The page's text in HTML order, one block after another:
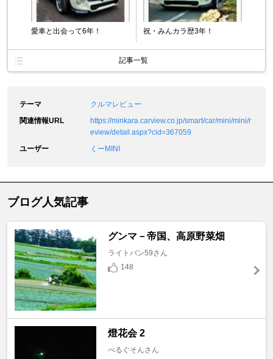
愛車と出会って6年！ 祝・みんカラ歴3年！
記事一覧
テーマ
クルマレビュー
関連情報URL
https://minkara.carview.co.jp/smart/car/mini/mini/r
eview/detail.aspx?cid=367059
ユーザー
くーMINI
ブログ人気記事
グンマ－帝国、高原野菜畑
ライトバン59さん
148
燈花会 2
べるぐそんさん